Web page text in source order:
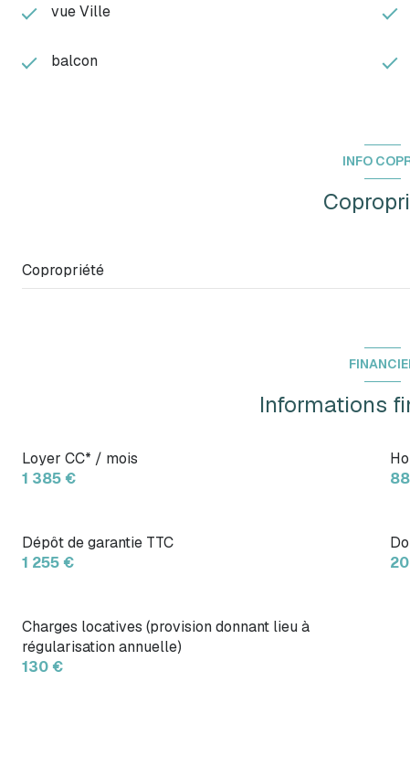
vue Ville
balcon
INFO
Copropriété
Informations
Loyer CC* / mois
1 385 €
Dépôt de garantie TTC
1 255 €
Charges locatives (provision donnant lieu à
régularisation annuelle)
130 €